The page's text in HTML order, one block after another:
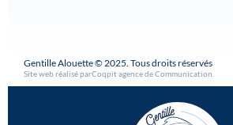
Gentille Alouette © 2025. Tous droits réservés
Site web réalisé parCoqpit agence de Communication